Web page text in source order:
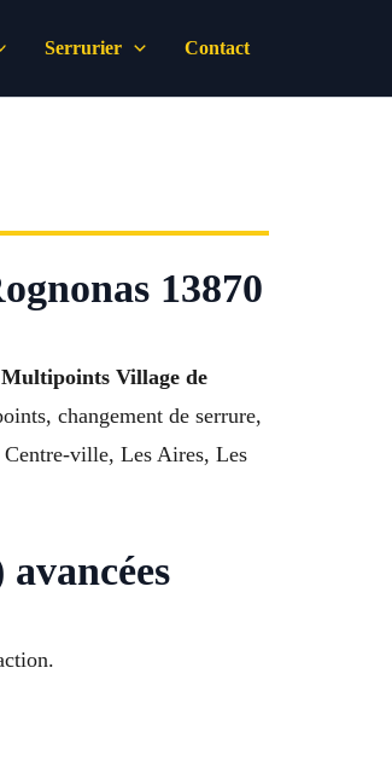
Serrurier Contact
13870
Village de
changement de serrure,
Centre-ville, Les Aires, Les